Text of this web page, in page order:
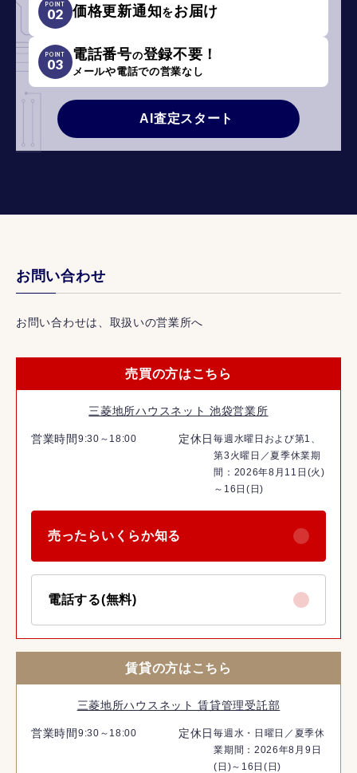
POINT
02 価格更新通知をお届け
POINT
03
電話番号の登録不要！
メールや電話での営業なし
AI査定スタート
お問い合わせ
お問い合わせは、取扱いの営業所へ
売買の方はこちら
三菱地所ハウスネット 池袋営業所
営業時間 9:30～18:00 定休日毎週水曜日および第1、
第3火曜日／夏季休業期
間：2026年8月11日(火)
～16日(日)
売ったらいくらか知る
電話する(無料)
賃貸の方はこちら
三菱地所ハウスネット 賃貸管理受託部
営業時間 9:30～18:00 定休日毎週水・日曜日／夏季休
業期間：2026年8月9日
(日)～16日(日)